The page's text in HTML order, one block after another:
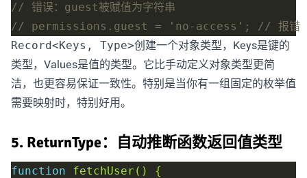
Record<Keys, Type>创建一个对象类型，Keys是键的
类型，Values是值的类型。它比手动定义对象类型更简
洁，也更容易保证一致性。特别是当你有一组固定的枚举值
需要映射时，特别好用。
5. ReturnType：自动推断函数返回值类型
function
fetchUser() {